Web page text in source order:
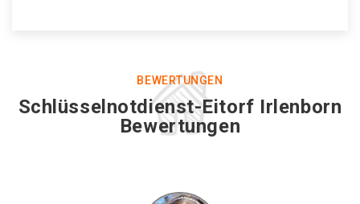
BEWERTUNGEN
Schlüsselnotdienst-Eitorf Irlenborn
Bewertungen